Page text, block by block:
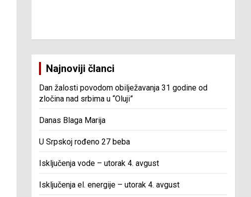
Najnoviji članci
Dan žalosti povodom obilježavanja 31 godine od
zločina nad srbima u “Oluji”
Danas Blaga Marija
U Srpskoj rođeno 27 beba
Isključenja vode – utorak 4. avgust
Isključenja el. energije – utorak 4. avgust